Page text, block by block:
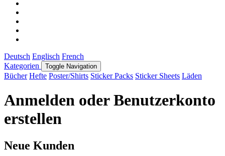
Deutsch Englisch French
Kategorien
Toggle Navigation
Bücher Hefte Poster/Shirts Sticker Packs Sticker Sheets Läden
Anmelden oder Benutzerkonto
erstellen
Neue Kunden